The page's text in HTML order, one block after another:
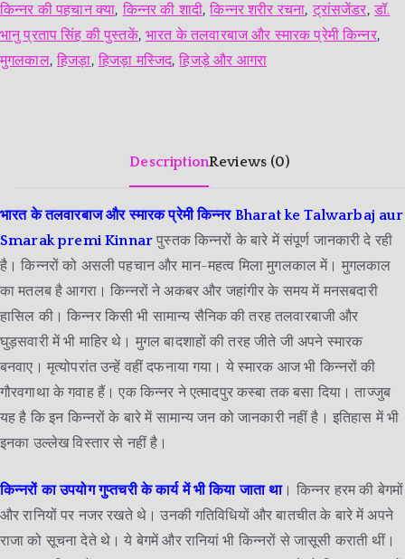
किन्नर की पहचान क्या,किन्नर की शादी,किन्नर शरीर रचना,ट्रांसजेंडर,डॉ.
भानु प्रताप सिंह की पुस्तकें,भारत के तलवारबाज और स्मारक प्रेमी किन्नर,
मुगलकाल,हिजड़ा,हिजड़ा मस्जिद,हिजड़े और आगरा
DescriptionReviews (0)
भारत के तलवारबाज और स्मारक प्रेमी किन्नर Bharat ke Talwarbaj aur
Smarak premi Kinnar पुस्तक किन्नरों के बारे में संपूर्ण जानकारी दे रही
है। किन्नरों को असली पहचान और मान-महत्व मिला मुगलकाल में। मुगलकाल
का मतलब है आगरा। किन्नरों ने अकबर और जहांगीर के समय में मनसबदारी
हासिल की। किन्नर किसी भी सामान्य सैनिक की तरह तलवारबाजी और
घुड़सवारी में भी माहिर थे। मुगल बादशाहों की तरह जीते जी अपने स्मारक
बनवाए। मृत्योपरांत उन्हें वहीं दफनाया गया। ये स्मारक आज भी किन्नरों की
गौरवगाथा के गवाह हैं। एक किन्नर ने एत्मादपुर कस्बा तक बसा दिया। ताज्जुब
यह है कि इन किन्नरों के बारे में सामान्य जन को जानकारी नहीं है। इतिहास में भी
इनका उल्लेख विस्तार से नहीं है।
किन्नरों का उपयोग गुप्तचरी के कार्य में भी किया जाता था। किन्नर हरम की बेगमों
और रानियों पर नजर रखते थे। उनकी गतिविधियों और बातचीत के बारे में अपने
राजा को सूचना देते थे। ये बेगमें और रानियां भी किन्नरों से जासूसी कराती थीं।